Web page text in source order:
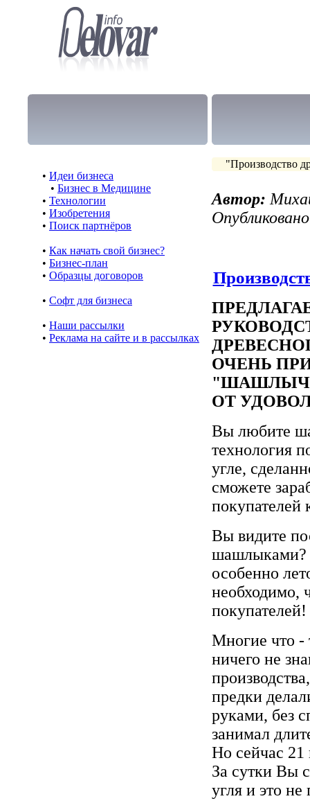
• Идеи бизнеса
• Бизнес в Медицине
• Технологии
• Изобретения
• Поиск партнёров
• Как начать свой бизнес?
• Бизнес-план
• Образцы договоров
• Cофт для бизнеса
• Наши рассылки
• Реклама на сайте и в рассылках
"Производство
Автор:
ОЧЕНЬ
ОТ
Вы любите
технология
угле,
сможете
покупателей
Вы видите
шашлыками?
особенно
необходимо,
покупателей!
Многие что -
ничего не
предки
руками, без
занимал
Но сейчас
За сутки Вы
угля и это не